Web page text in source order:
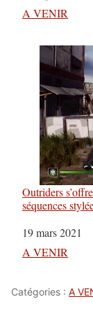
Par rapport à
A VENIR
Outriders
séquences
Date
19 mars 2021
Par rapport à
A VENIR
Catégories : A